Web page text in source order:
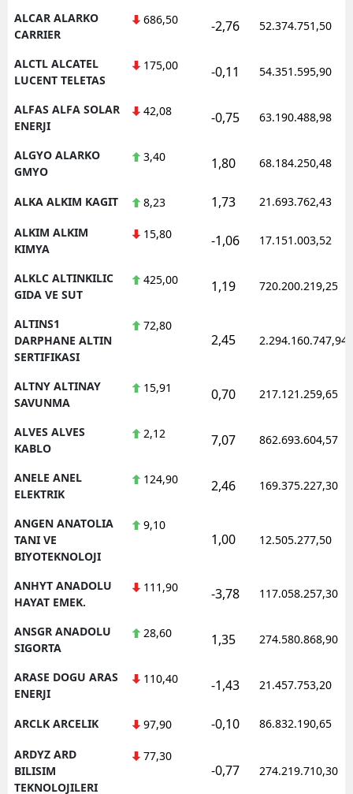
ALCAR ALARKO
CARRIER
686,50 -2,76 52.374.751,50
ALCTL ALCATEL
LUCENT TELETAS
175,00 -0,11 54.351.595,90
ALFAS ALFA SOLAR
ENERJI
42,08 -0,75 63.190.488,98
ALGYO ALARKO
GMYO
3,40 1,80 68.184.250,48
ALKA ALKIM KAGIT 8,23 1,73 21.693.762,43
ALKIM ALKIM
KIMYA
15,80 -1,06 17.151.003,52
ALKLC ALTINKILIC
GIDA VE SUT
425,00 1,19 720.200.219,25
ALTINS1
DARPHANE ALTIN
SERTIFIKASI
72,80
2,45 2.294.160.747,94
ALTNY ALTINAY
SAVUNMA
15,91 0,70 217.121.259,65
ALVES ALVES
KABLO
2,12 7,07 862.693.604,57
ANELE ANEL
ELEKTRIK
124,90 2,46 169.375.227,30
ANGEN ANATOLIA
TANI VE
BIYOTEKNOLOJI
9,10
1,00 12.505.277,50
ANHYT ANADOLU
HAYAT EMEK.
111,90 -3,78 117.058.257,30
ANSGR ANADOLU
SIGORTA
28,60 1,35 274.580.868,90
ARASE DOGU ARAS
ENERJI
110,40 -1,43 21.457.753,20
ARCLK ARCELIK 97,90 -0,10 86.832.190,65
ARDYZ ARD
BILISIM
TEKNOLOJILERI
77,30
-0,77 274.219.710,30